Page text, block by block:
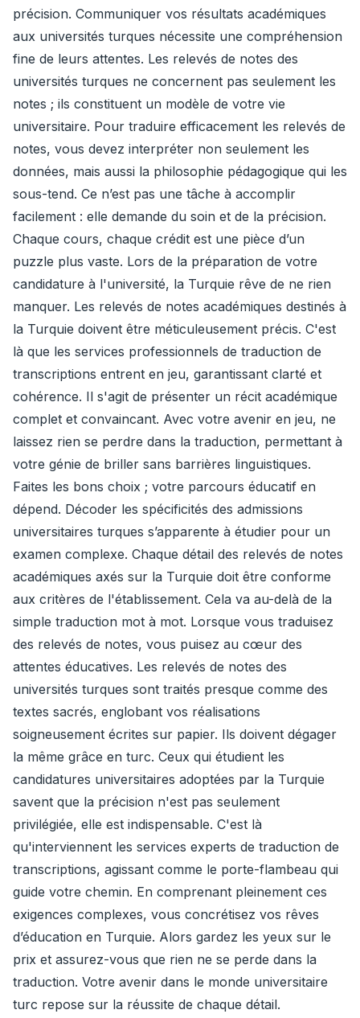
précision. Communiquer vos résultats académiques
aux universités turques nécessite une compréhension
fine de leurs attentes. Les relevés de notes des
universités turques ne concernent pas seulement les
notes ; ils constituent un modèle de votre vie
universitaire. Pour traduire efficacement les relevés de
notes, vous devez interpréter non seulement les
données, mais aussi la philosophie pédagogique qui les
sous-tend. Ce n’est pas une tâche à accomplir
facilement : elle demande du soin et de la précision.
Chaque cours, chaque crédit est une pièce d’un
puzzle plus vaste. Lors de la préparation de votre
candidature à l'université, la Turquie rêve de ne rien
manquer. Les relevés de notes académiques destinés à
la Turquie doivent être méticuleusement précis. C'est
là que les services professionnels de traduction de
transcriptions entrent en jeu, garantissant clarté et
cohérence. Il s'agit de présenter un récit académique
complet et convaincant. Avec votre avenir en jeu, ne
laissez rien se perdre dans la traduction, permettant à
votre génie de briller sans barrières linguistiques.
Faites les bons choix ; votre parcours éducatif en
dépend. Décoder les spécificités des admissions
universitaires turques s’apparente à étudier pour un
examen complexe. Chaque détail des relevés de notes
académiques axés sur la Turquie doit être conforme
aux critères de l'établissement. Cela va au-delà de la
simple traduction mot à mot. Lorsque vous traduisez
des relevés de notes, vous puisez au cœur des
attentes éducatives. Les relevés de notes des
universités turques sont traités presque comme des
textes sacrés, englobant vos réalisations
soigneusement écrites sur papier. Ils doivent dégager
la même grâce en turc. Ceux qui étudient les
candidatures universitaires adoptées par la Turquie
savent que la précision n'est pas seulement
privilégiée, elle est indispensable. C'est là
qu'interviennent les services experts de traduction de
transcriptions, agissant comme le porte-flambeau qui
guide votre chemin. En comprenant pleinement ces
exigences complexes, vous concrétisez vos rêves
d’éducation en Turquie. Alors gardez les yeux sur le
prix et assurez-vous que rien ne se perde dans la
traduction. Votre avenir dans le monde universitaire
turc repose sur la réussite de chaque détail.